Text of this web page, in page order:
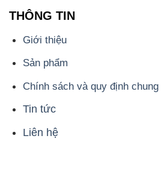
THÔNG TIN
Giới thiệu
Sản phẩm
Chính sách và quy định chung
Tin tức
Liên hệ